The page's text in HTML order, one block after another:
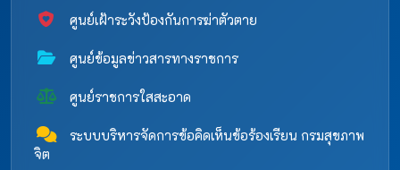
ศูนย์เฝ้าระวังป้องกันการฆ่าตัวตาย
ศูนย์ข้อมูลข่าวสารทางราชการ
ศูนย์ราชการใสสะอาด
ระบบบริหารจัดการข้อคิดเห็นข้อร้องเรียน กรมสุขภาพ
จิต